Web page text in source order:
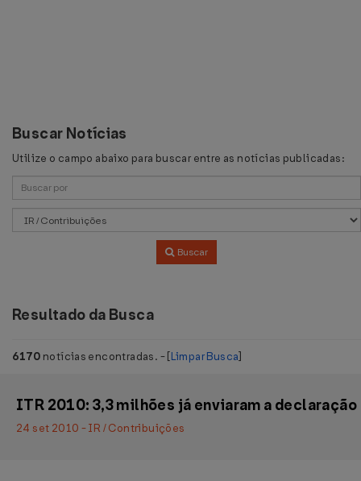
Buscar Notícias
Utilize o campo abaixo para buscar entre as notícias publicadas:
Buscar
Resultado da Busca
6170 notícias encontradas. - [Limpar Busca]
ITR 2010: 3,3 milhões já enviaram a declaração
24 set 2010 - IR / Contribuições